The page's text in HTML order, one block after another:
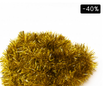
-40%